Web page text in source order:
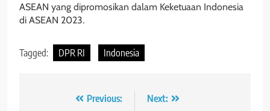
ASEAN yang dipromosikan dalam Keketuaan Indonesia
di ASEAN 2023.
Tagged: DPR RI Indonesia
Navigasi Previous:
Next: